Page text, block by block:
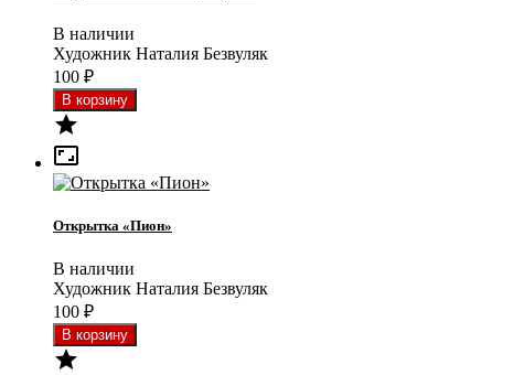
В наличии
Художник Наталия Безвуляк
100 ₽


Открытка «Пион»
В наличии
Художник Наталия Безвуляк
100 ₽
